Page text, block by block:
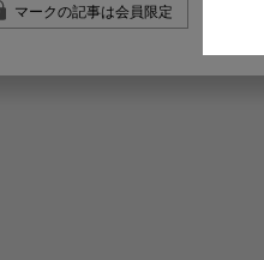
マークの記事は会員限定